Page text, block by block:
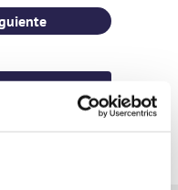
38 de 77